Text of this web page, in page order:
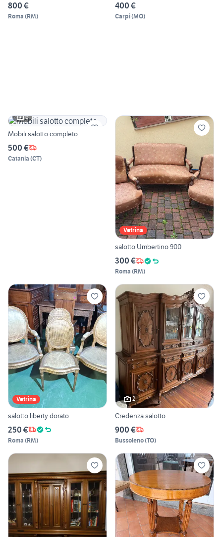
800 €
Roma (RM)
400 €
Carpi(MO)
6
Mobili salotto completo
500 €
Catania (CT)
Vetrina
salotto Umbertino 900
300 €
Roma (RM)
Vetrina
salotto liberty dorato
250 €
Roma (RM)
2
Credenza salotto
900 €
Bussoleno(TO)